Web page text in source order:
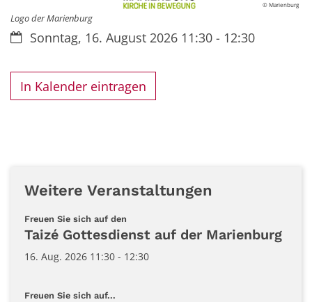
© Marienburg
Logo der Marienburg
Datum:Sonntag, 16. August 2026 11:30 - 12:30
In Kalender eintragen
Weitere Veranstaltungen
Freuen Sie sich auf den
Taizé Gottesdienst auf der Marienburg
16. Aug. 2026 11:30 - 12:30
Freuen Sie sich auf...